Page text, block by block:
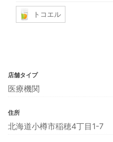
トコエル
店舗タイプ
医療機関
住所
北海道小樽市稲穂4丁目1-7